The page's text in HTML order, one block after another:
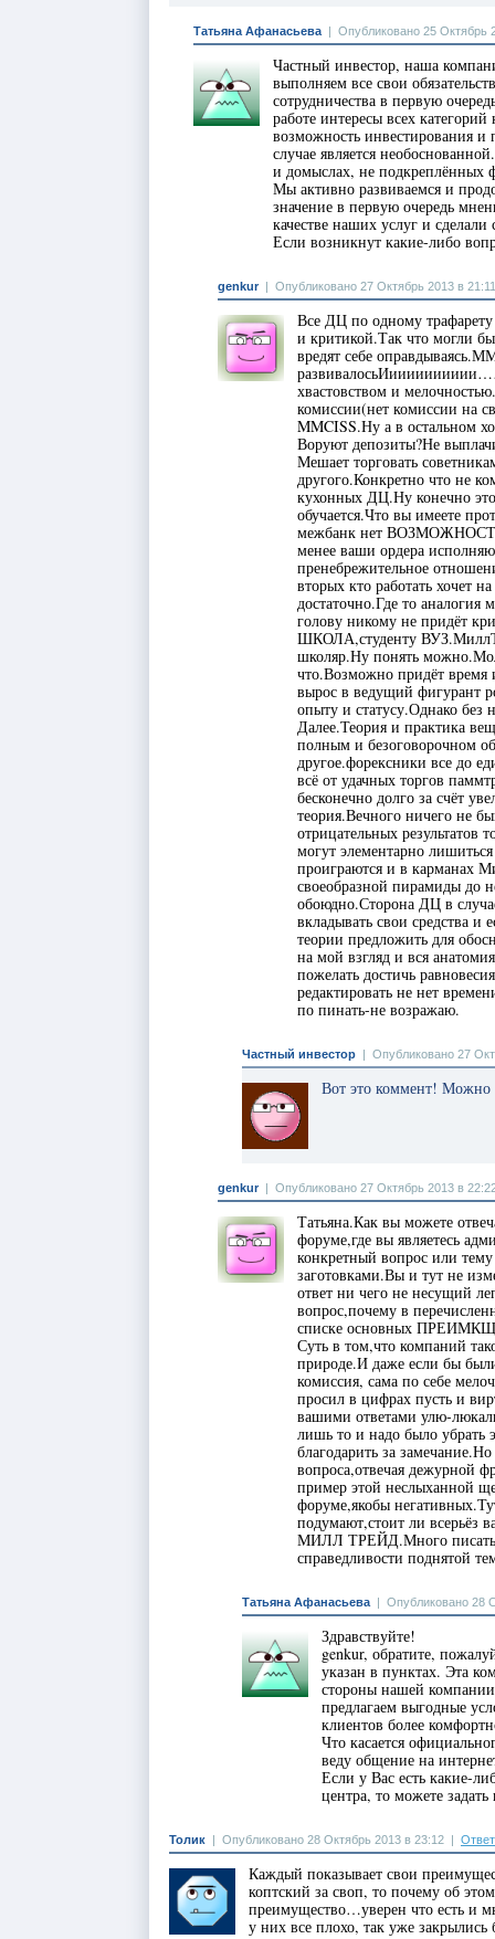
Татьяна Афанасьева Опубликовано 25 Октябрь
Частный инвестор, наша
выполняем все свои
сотрудничества в первую
работе интересы всех
возможность инвестирования
случае является
и домыслах, не подкреплённых
Мы активно развиваемся и
значение в первую очередь
качестве наших услуг и
Если возникнут какие-либо
genkur| Опубликовано 27 Октябрь 2013 в 21:11
Все ДЦ по одному
и критикой.Так что могли
вредят себе
хвастовством и
комиссии(нет комиссии на
MMCISS.Ну а в остальном
Воруют депозиты?Не
Мешает торговать
другого.Конкретно что не
кухонных ДЦ.Ну конечно
обучается.Что вы имеете
межбанк нет ВОЗМОЖНОСТИ
менее ваши ордера
пренебрежительное
вторых кто работать хочет
достаточно.Где то
голову никому не придёт
ШКОЛА,студенту
школяр.Ну понять
что.Возможно придёт время
вырос в ведущий фигурант
опыту и статусу.Однако без
Далее.Теория и практика
полным и безоговорочном
другое.форексники все до
всё от удачных торгов
бесконечно долго за счёт
теория.Вечного ничего не
отрицательных результатов
могут элементарно
проиграются и в карманах
своеобразной пирамиды до
обоюдно.Сторона ДЦ в
вкладывать свои средства
теории предложить для
на мой взгляд и вся
пожелать достичь
редактировать не нет
по пинать-не возражаю.
Частный инвестор Опубликовано 27
Вот это коммент! Можно
genkur| Опубликовано 27 Октябрь 2013 в
Татьяна.Как вы можете
форуме,где вы являетесь
конкретный вопрос или
заготовками.Вы и тут не
ответ ни чего не несущий
вопрос,почему в
списке основных
Суть в том,что компаний
природе.И даже если бы
комиссия, сама по себе
просил в цифрах пусть и
вашими ответами улю-
лишь то и надо было убрать
благодарить за
вопроса,отвечая дежурной
пример этой неслыханной
форуме,якобы
подумают,стоит ли
МИЛЛ ТРЕЙД.Много писать
справедливости
Татьяна Афанасьева Опубликовано 28
Здравствуйте!
genkur, обратите,
указан в пунктах. Эта
стороны нашей
предлагаем выгодные
клиентов более
Что касается
веду общение на
Если у Вас есть какие-
центра, то можете
Толик Опубликовано 28 Октябрь 2013 в 23:12
Каждый показывает свои
коптский за своп, то почему об
преимущество…уверен что есть
у них все плохо, так уже